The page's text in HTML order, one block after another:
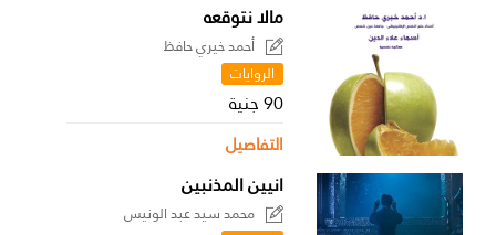
مالا نتوقعه
أحمد خيري حافظ
الروايات
90 جنية
التفاصيل
انيين المذنبين
محمد سيد عبد الونيس